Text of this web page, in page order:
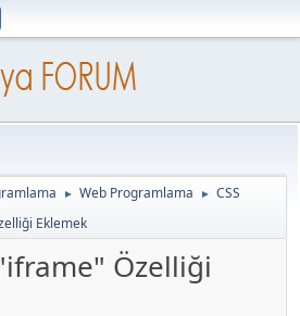
► Web Programlama ► CSS
Eklemek
Özelliği